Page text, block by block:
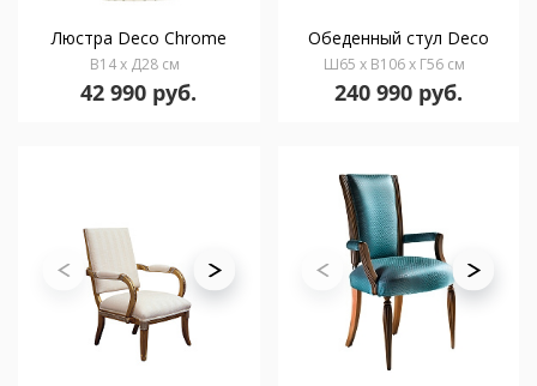
Люстра Deco Chrome
В14 x Д28 см
42 990 руб.
Обеденный стул Deco
Ш65 x В106 x Г56 см
240 990 руб.